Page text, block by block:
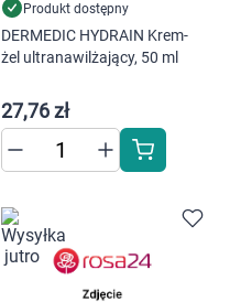
Produkt dostępny
DERMEDIC HYDRAIN Krem-
żel ultranawilżający, 50 ml
27,76 zł